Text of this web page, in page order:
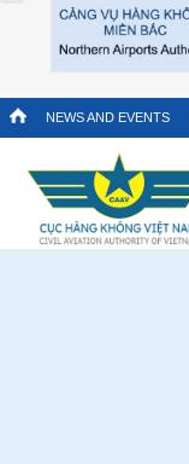
NEWS AND EVENTS